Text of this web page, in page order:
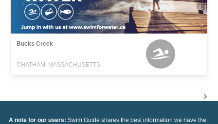
Bucks Creek
CHATHAM, MASSACHUSETTS
A note for our users: Swim Guide shares the best information we have the